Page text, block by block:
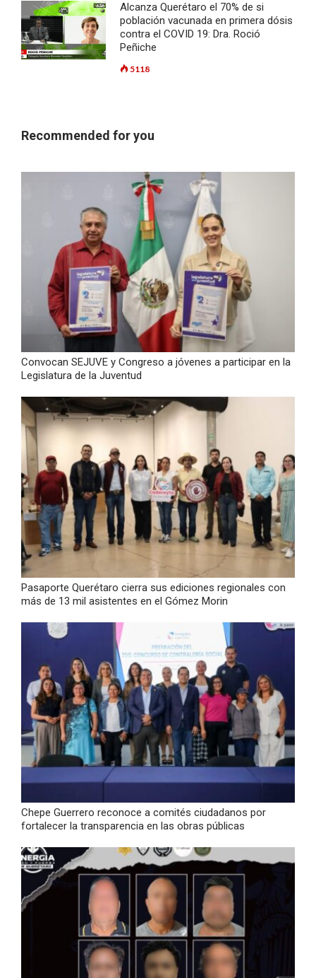
Alcanza Querétaro el 70% de si
población vacunada en primera dósis
contra el COVID 19: Dra. Roció
Peñiche
5118
Recommended for you
Convocan SEJUVE y Congreso a jóvenes a participar en la
Legislatura de la Juventud
Pasaporte Querétaro cierra sus ediciones regionales con
más de 13 mil asistentes en el Gómez Morin
Chepe Guerrero reconoce a comités ciudadanos por
fortalecer la transparencia en las obras públicas